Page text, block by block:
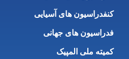
کنفدراسیون های آسیایی
فدراسیون های جهانی
کمیته ملی المپیک